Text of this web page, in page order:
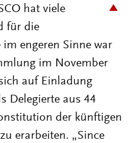
hat viele
für die
engeren Sinne war
im November
auf Einladung
Delegierte aus 44
der künftigen
erarbeiten. „Since